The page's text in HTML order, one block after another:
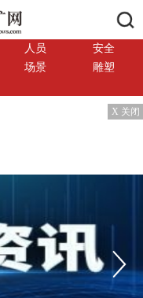
人员
安全
场景
雕塑
X 关闭